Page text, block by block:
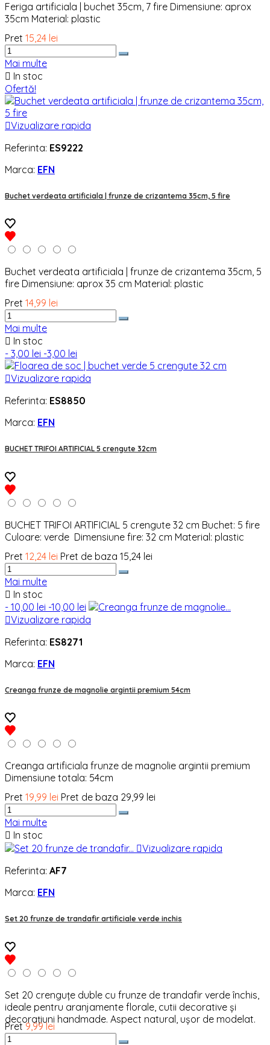
Feriga artificiala | buchet 35cm, 7 fire Dimensiune: aprox
35cm Material: plastic
Pret 15,24 lei
Mai multe
 In stoc
Ofertă!
Vizualizare rapida
Referinta: ES9222
Marca: EFN
Buchet verdeata artificiala | frunze de crizantema 35cm, 5 fire
Buchet verdeata artificiala | frunze de crizantema 35cm, 5
fire Dimensiune: aprox 35 cm Material: plastic
Pret 14,99 lei
Mai multe
 In stoc
- 3,00 lei -3,00 lei
Vizualizare rapida
Referinta: ES8850
Marca: EFN
BUCHET TRIFOI ARTIFICIAL 5 crengute 32cm
BUCHET TRIFOI ARTIFICIAL 5 crengute 32 cm Buchet: 5 fire
Culoare: verde Dimensiune fire: 32 cm Material: plastic
Pret 12,24 lei Pret de baza 15,24 lei
Mai multe
 In stoc
- 10,00 lei -10,00 lei
Vizualizare rapida
Referinta: ES8271
Marca: EFN
Creanga frunze de magnolie argintii premium 54cm
Creanga artificiala frunze de magnolie argintii premium
Dimensiune totala: 54cm
Pret 19,99 lei Pret de baza 29,99 lei
Mai multe
 In stoc
Vizualizare rapida
Referinta: AF7
Marca: EFN
Set 20 frunze de trandafir artificiale verde inchis
Set 20 crenguțe duble cu frunze de trandafir verde închis,
ideale pentru aranjamente florale, cutii decorative și
decorațiuni handmade. Aspect natural, ușor de modelat.
Pret 9,99 lei